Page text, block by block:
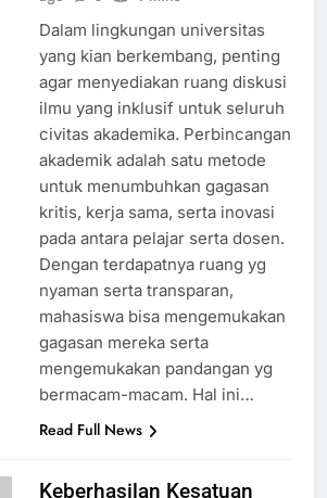
Dalam lingkungan universitas
yang kian berkembang, penting
agar menyediakan ruang diskusi
ilmu yang inklusif untuk seluruh
civitas akademika. Perbincangan
akademik adalah satu metode
untuk menumbuhkan gagasan
kritis, kerja sama, serta inovasi
pada antara pelajar serta dosen.
Dengan terdapatnya ruang yg
nyaman serta transparan,
mahasiswa bisa mengemukakan
gagasan mereka serta
mengemukakan pandangan yg
bermacam-macam. Hal ini…
Read Full News
Keberhasilan Kesatuan